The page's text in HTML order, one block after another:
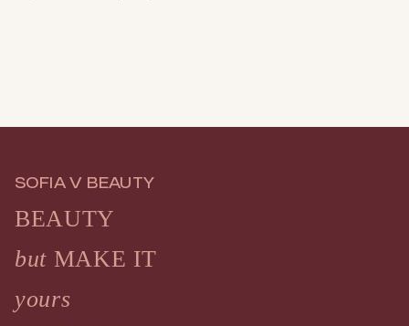
SOFIA V BEAUTY
BEAUTY
butMAKE IT
yours